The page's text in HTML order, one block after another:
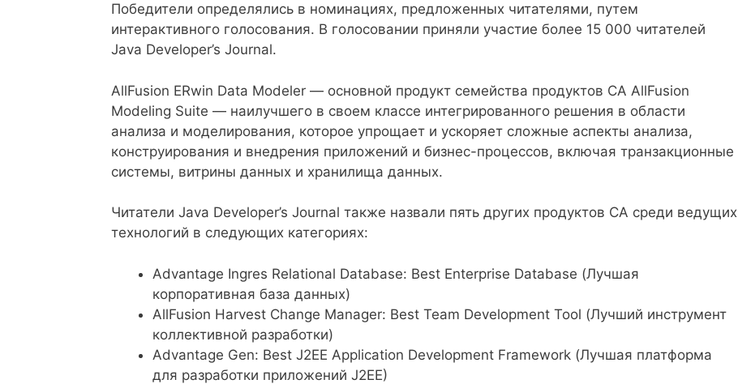
Победители определялись в номинациях, предложенных читателями, путем
интерактивного голосования. В голосовании приняли участие более 15 000 читателей
Java Developer’s Journal.
AllFusion ERwin Data Modeler — основной продукт семейства продуктов CA AllFusion
Modeling Suite — наилучшего в своем классе интегрированного решения в области
анализа и моделирования, которое упрощает и ускоряет сложные аспекты анализа,
конструирования и внедрения приложений и бизнес-процессов, включая транзакционные
системы, витрины данных и хранилища данных.
Читатели Java Developer’s Journal также назвали пять других продуктов CA среди ведущих
технологий в следующих категориях:
Advantage Ingres Relational Database: Best Enterprise Database (Лучшая
корпоративная база данных)
AllFusion Harvest Change Manager: Best Team Development Tool (Лучший инструмент
коллективной разработки)
Advantage Gen: Best J2EE Application Development Framework (Лучшая платформа
для разработки приложений J2EE)